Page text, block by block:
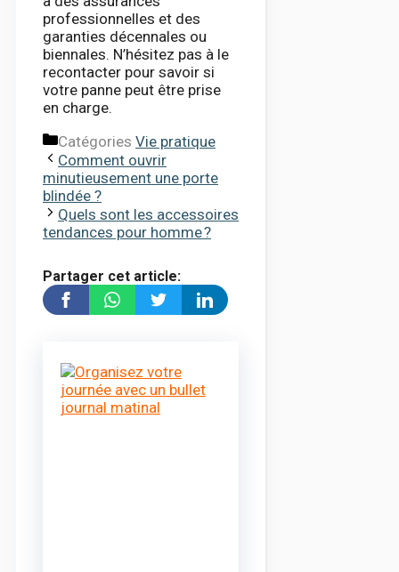
professionnelles et des
garanties décennales ou
biennales. N’hésitez pas à le
recontacter pour savoir si
votre panne peut être prise
en charge.
Catégories Vie pratique
Comment ouvrir
minutieusement une porte
blindée ?
Quels sont les accessoires
tendances pour homme ?
Partager cet article: